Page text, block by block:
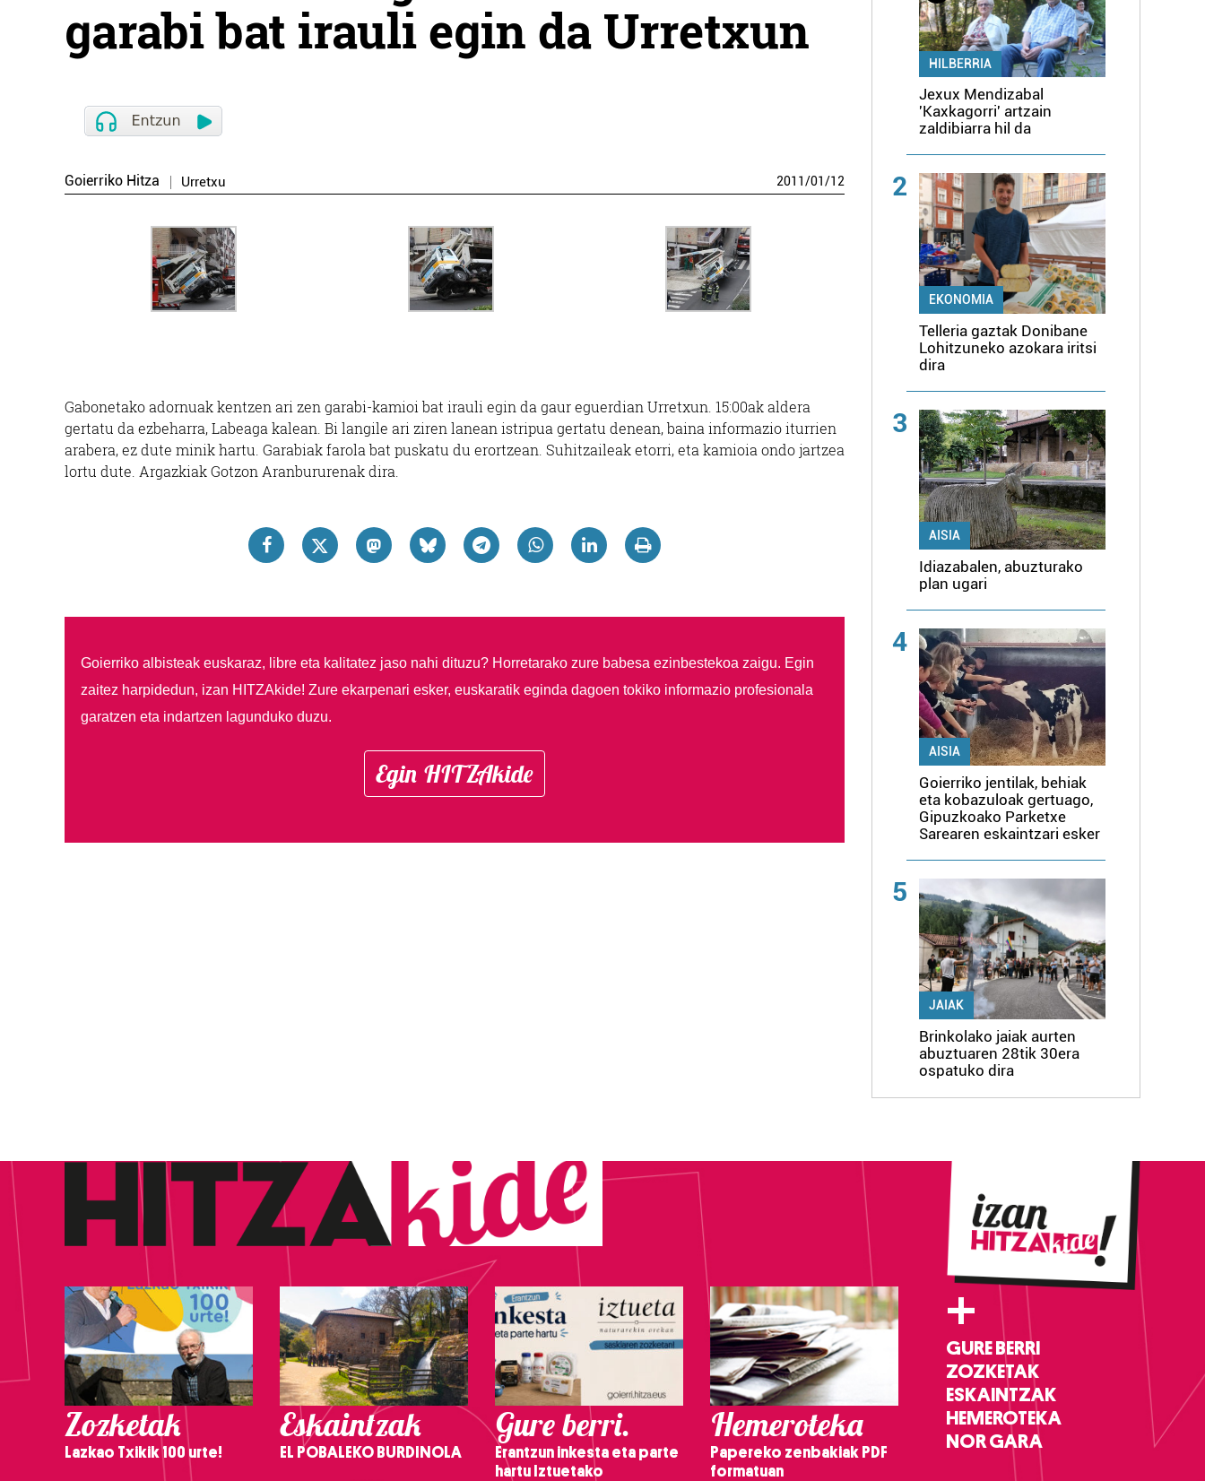
garabi bat irauli egin da Urretxun
Goierriko Hitza Urretxu 2011/01/12
Gabonetako adornuak kentzen ari zen garabi-kamioi bat irauli egin da gaur eguerdian Urretxun. 15:00ak aldera
gertatu da ezbeharra, Labeaga kalean. Bi langile ari ziren lanean istripua gertatu denean, baina informazio iturrien
arabera, ez dute minik hartu. Garabiak farola bat puskatu du erortzean. Suhitzaileak etorri, eta kamioia ondo jartzea
lortu dute. Argazkiak Gotzon Aranbururenak dira.
Goierriko albisteak euskaraz, libre eta kalitatez jaso nahi dituzu? Horretarako zure babesa ezinbestekoa zaigu. Egin
zaitez harpidedun, izan HITZAkide! Zure ekarpenari esker, euskaratik eginda dagoen tokiko informazio profesionala
garatzen eta indartzen lagunduko duzu.
Egin HITZAkide
HILBERRIA
Jexux Mendizabal
'Kaxkagorri' artzain
zaldibiarra hil da
2
EKONOMIA
Telleria gaztak Donibane
Lohitzuneko azokara iritsi
dira
3
AISIA
Idiazabalen, abuzturako
plan ugari
4
AISIA
Goierriko jentilak, behiak
eta kobazuloak gertuago,
Gipuzkoako Parketxe
Sarearen eskaintzari esker
5
JAIAK
Brinkolako jaiak aurten
abuztuaren 28tik 30era
ospatuko dira
Zozketak
Lazkao Txikik 100 urte!
Eskaintzak
EL POBALEKO BURDINOLA
Gure berri.
Erantzun inkesta eta parte
hartu Iztuetako
Hemeroteka
Papereko zenbakiak PDF
formatuan
+
GURE BERRI
ZOZKETAK
ESKAINTZAK
HEMEROTEKA
NOR GARA